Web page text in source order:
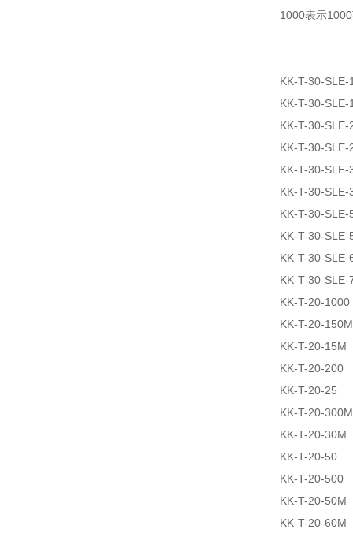
1000表示
KK-T-30-SLE-
KK-T-30-SLE-
KK-T-30-SLE-
KK-T-30-SLE-
KK-T-30-SLE-
KK-T-30-SLE-
KK-T-30-SLE-
KK-T-30-SLE-
KK-T-30-SLE-
KK-T-30-
KK-T-20-1000
KK-T-20-150M
KK-T-20-15M
KK-T-20-200
KK-T-20-25
KK-T-20-300M
KK-T-20-30M
KK-T-20-50
KK-T-20-500
KK-T-20-50M
KK-T-20-60M